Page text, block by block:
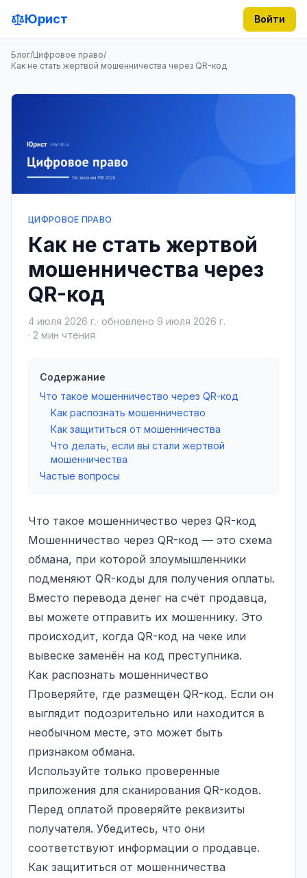
Юрист Войти
Блог/Цифровое право/
Как не стать жертвой мошенничества через QR-код
ЦИФРОВОЕ ПРАВО
Как не стать жертвой
мошенничества через
QR-код
4 июля 2026 г.· обновлено 9 июля 2026 г.
· 2 мин чтения
Содержание
Что такое мошенничество через QR-код
Как распознать мошенничество
Как защититься от мошенничества
Что делать, если вы стали жертвой
мошенничества
Частые вопросы
Что такое мошенничество через QR-код
Мошенничество через QR-код — это схема
обмана, при которой злоумышленники
подменяют QR-коды для получения оплаты.
Вместо перевода денег на счёт продавца,
вы можете отправить их мошеннику. Это
происходит, когда QR-код на чеке или
вывеске заменён на код преступника.
Как распознать мошенничество
Проверяйте, где размещён QR-код. Если он
выглядит подозрительно или находится в
необычном месте, это может быть
признаком обмана.
Используйте только проверенные
приложения для сканирования QR-кодов.
Перед оплатой проверяйте реквизиты
получателя. Убедитесь, что они
соответствуют информации о продавце.
Как защититься от мошенничества